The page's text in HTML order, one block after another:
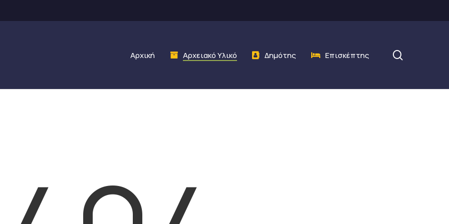
Αρχική Αρχειακό Υλικό Δημότης Επισκέπτης